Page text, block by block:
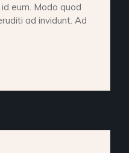
eum. Modo quod
ad invidunt. Ad